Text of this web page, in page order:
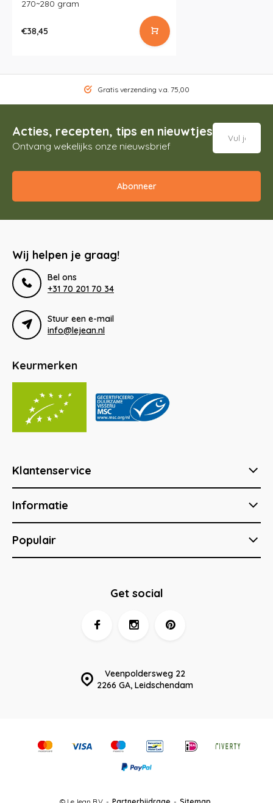
270~280 gram
€38,45
Gratis verzending v.a. 75,00
Acties, recepten, tips en nieuwtjes
Ontvang wekelijks onze nieuwsbrief
Abonneer
Wij helpen je graag!
Bel ons
+31 70 201 70 34
Stuur een e-mail
info@lejean.nl
Keurmerken
Klantenservice
Informatie
Populair
Veenpoldersweg 22
2266 GA, Leidschendam
Get social